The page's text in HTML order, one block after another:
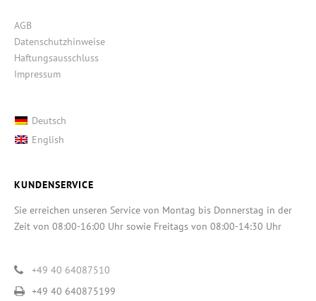
AGB
Datenschutzhinweise
Haftungsausschluss
Impressum
Deutsch
English
KUNDENSERVICE
Sie erreichen unseren Service von Montag bis Donnerstag in der
Zeit von 08:00-16:00 Uhr sowie Freitags von 08:00-14:30 Uhr
+49 40 64087510
+49 40 640875199